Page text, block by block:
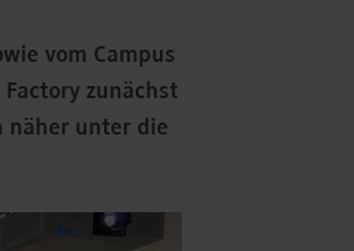
vom Campus
zunächst
näher unter die